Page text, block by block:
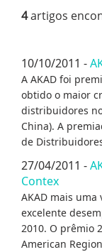
4artigos
10/10/2011 -
A AKAD foi
obtido o maior
distribuidores
China). A
de
27/04/2011 -
Contex
AKAD mais
excelente
2010. O prêmio
American